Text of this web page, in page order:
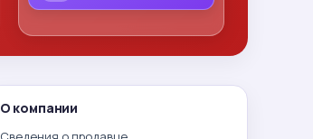
О компании